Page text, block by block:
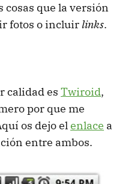
que la versión
fotos o incluirlinks.
calidad es Twiroid,
por que me
os dejo elenlace a
entre ambos.